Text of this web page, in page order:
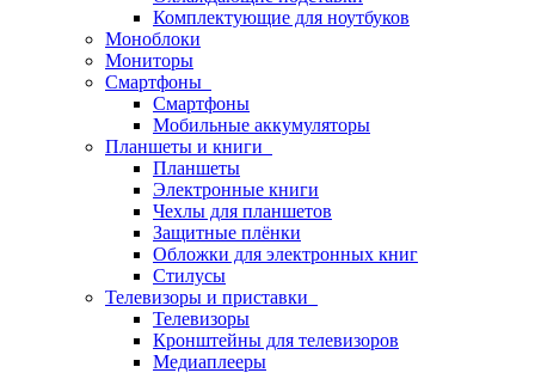
Комплектующие для ноутбуков
Моноблоки
Мониторы
Смартфоны
Смартфоны
Мобильные аккумуляторы
Планшеты и книги
Планшеты
Электронные книги
Чехлы для планшетов
Защитные плёнки
Обложки для электронных книг
Стилусы
Телевизоры и приставки
Телевизоры
Кронштейны для телевизоров
Медиаплееры